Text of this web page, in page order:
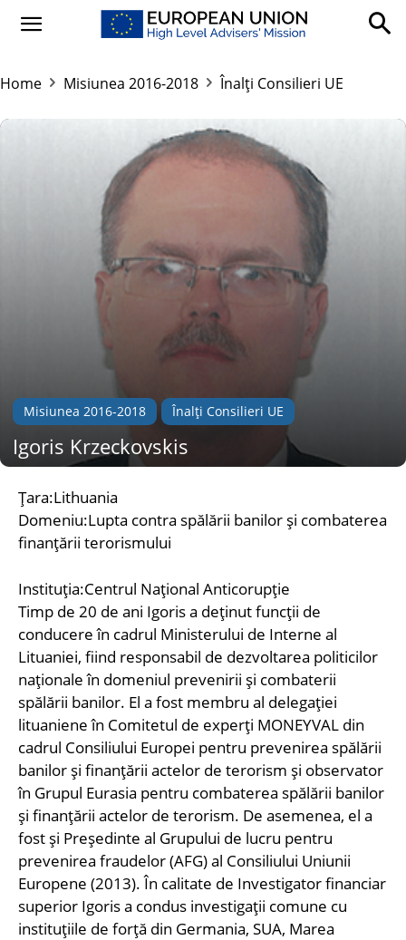
Home Misiunea 2016-2018 Înalți Consilieri UE
Misiunea 2016-2018 Înalți Consilieri UE
Igoris Krzeckovskis
Țara:Lithuania
Domeniu:Lupta contra spălării banilor și combaterea
finanțării terorismului
Instituţia:Centrul Național Anticorupție
Timp de 20 de ani Igoris a deținut funcții de
conducere în cadrul Ministerului de Interne al
Lituaniei, fiind responsabil de dezvoltarea politicilor
naționale în domeniul prevenirii și combaterii
spălării banilor. El a fost membru al delegației
lituaniene în Comitetul de experți MONEYVAL din
cadrul Consiliului Europei pentru prevenirea spălării
banilor și finanțării actelor de terorism și observator
în Grupul Eurasia pentru combaterea spălării banilor
și finanțării actelor de terorism. De asemenea, el a
fost și Președinte al Grupului de lucru pentru
prevenirea fraudelor (AFG) al Consiliului Uniunii
Europene (2013). În calitate de Investigator financiar
superior Igoris a condus investigații comune cu
instituțiile de forță din Germania, SUA, Marea